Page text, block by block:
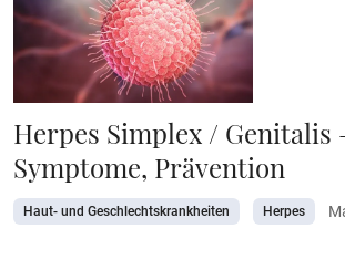
Herpes Simplex / Genitalis
Symptome, Prävention
Haut- und Geschlechtskrankheiten Herpes